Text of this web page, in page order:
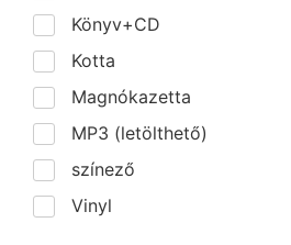
Könyv+CD
Kotta
Magnókazetta
MP3 (letölthető)
színező
Vinyl